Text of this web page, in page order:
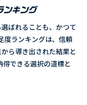
ばれることも、かつて
度ランキングは、信頼
ら導き出された結果と
できる選択の道標と